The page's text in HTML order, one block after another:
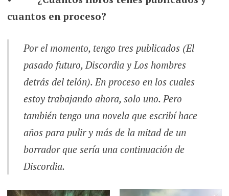
cuantos en proceso?
Por el momento, tengo tres publicados (El
pasado futuro, Discordia y Los hombres
detrás del telón). En proceso en los cuales
estoy trabajando ahora, solo uno. Pero
también tengo una novela que escribí hace
años para pulir y más de la mitad de un
borrador que sería una continuación de
Discordia.